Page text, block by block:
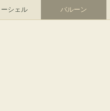
ーシェル バルーン